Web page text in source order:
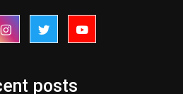
posts